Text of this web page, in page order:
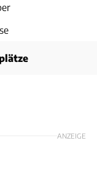
ANZEIGE